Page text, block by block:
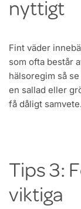
nyttigt
Fint väder
som ofta består
hälsoregim så
en sallad eller
få dåligt samvete.
Tips 3:
viktiga